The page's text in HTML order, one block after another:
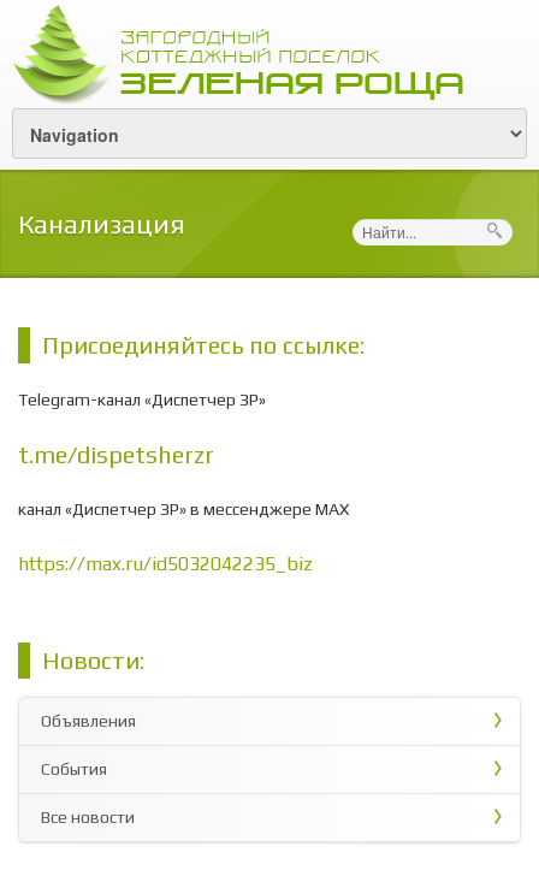
Канализация Поиск
Присоединяйтесь по ссылке:
Telegram-канал «Диспетчер ЗР»
t.me/dispetsherzr
канал «Диспетчер ЗР» в мессенджере МАХ
https://max.ru/id5032042235_biz
Новости:
Объявления
События
Все новости